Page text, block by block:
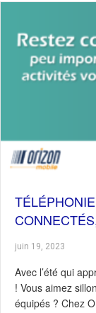
juin 19, 2023
Avec l’été qui
! Vous aimez
équipés ? Chez